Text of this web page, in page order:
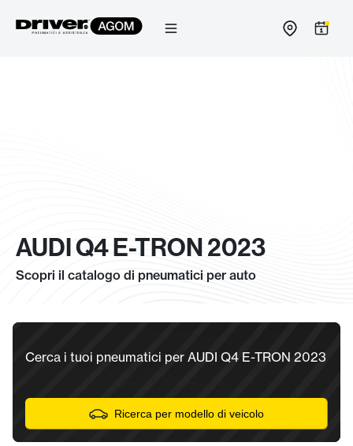
AUDI Q4 E-TRON 2023
Scopri il catalogo di pneumatici per auto
Cerca i tuoi pneumatici per AUDI Q4 E-TRON 2023
Ricerca per modello di veicolo